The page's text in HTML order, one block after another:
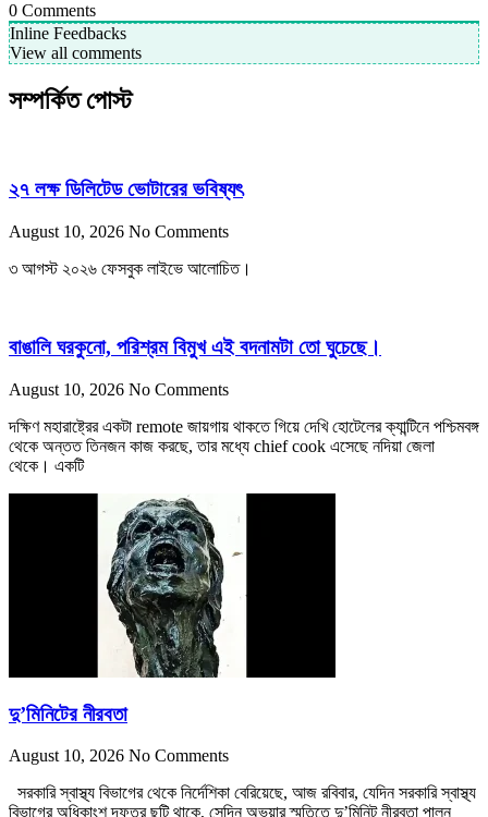
0 Comments
Inline Feedbacks
View all comments
সম্পর্কিত পোস্ট
২৭ লক্ষ ডিলিটেড ভোটারের ভবিষ্যৎ
August 10, 2026 No Comments
৩ আগস্ট ২০২৬ ফেসবুক লাইভে আলোচিত।
বাঙালি ঘরকুনো, পরিশ্রম বিমুখ এই বদনামটা তো ঘুচেছে।
August 10, 2026 No Comments
দক্ষিণ মহারাষ্ট্রের একটা remote জায়গায় থাকতে গিয়ে দেখি হোটেলের ক্যান্টিনে পশ্চিমবঙ্গ
থেকে অন্তত তিনজন কাজ করছে, তার মধ্যে chief cook এসেছে নদিয়া জেলা
থেকে। একটি
দু’মিনিটের নীরবতা
August 10, 2026 No Comments
সরকারি স্বাস্থ্য বিভাগের থেকে নির্দেশিকা বেরিয়েছে, আজ রবিবার, যেদিন সরকারি স্বাস্থ্য
বিভাগের অধিকাংশ দফতর ছুটি থাকে, সেদিন অভয়ার স্মৃতিতে দু’মিনিট নীরবতা পালন